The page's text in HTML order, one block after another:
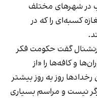
در شهرهای مختلف
کسبه‌ای را که در
گفت حکومت فکر
و کافه‌ها را «از
رخدادها روز به روز بیشتر
نیست و مراسم بسیاری